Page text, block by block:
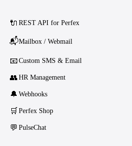
🔌 REST API for Perfex
📬Mailbox / Webmail
📧 Custom SMS & Email
👥 HR Management
🔔 Webhooks
🛒 Perfex Shop
💬 PulseChat